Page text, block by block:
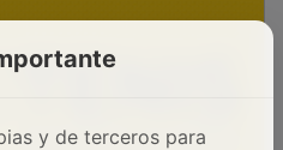
y de terceros para